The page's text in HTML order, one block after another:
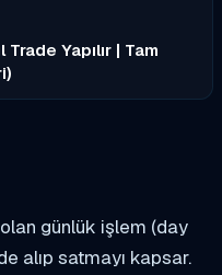
Yapılır | Tam
günlük işlem (day
alıp satmayı kapsar.